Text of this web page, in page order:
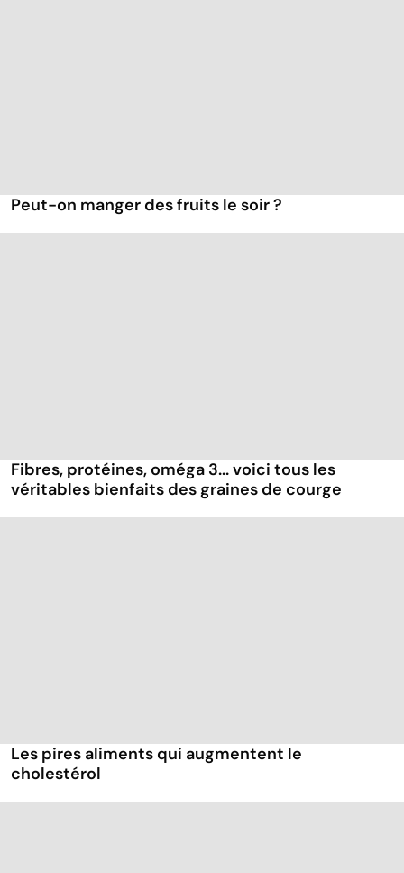
Peut-on manger des fruits le soir ?
Fibres, protéines, oméga 3... voici tous les
véritables bienfaits des graines de courge
Les pires aliments qui augmentent le
cholestérol